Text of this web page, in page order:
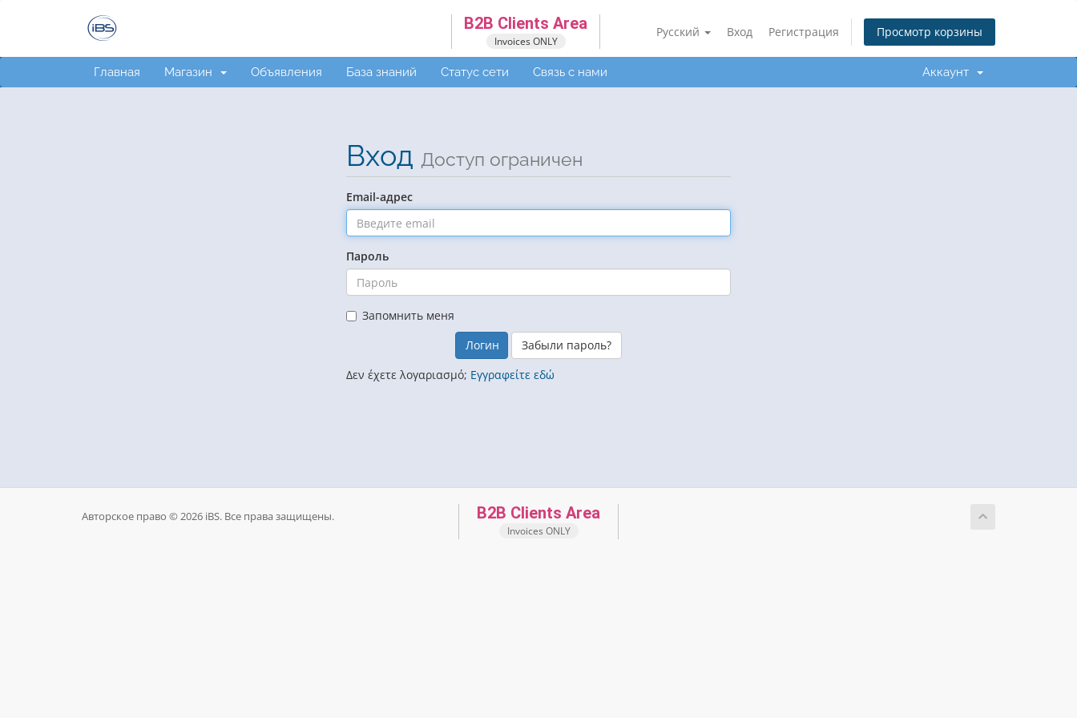
B2B Clients Area
Invoices ONLY
Русский Вход Регистрация Просмотр корзины
Главная Магазин Объявления База знаний Статус сети Связь с нами Аккаунт
Вход Доступ ограничен
Email-адрес
Пароль
Запомнить меня
Забыли пароль?
Δεν έχετε λογαριασμό; Εγγραφείτε εδώ
Авторское право © 2026 iBS. Все права защищены. B2B Clients Area
Invoices ONLY